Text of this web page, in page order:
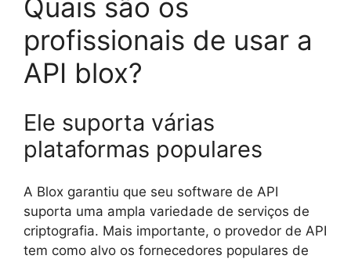
Quais são os
profissionais de usar a
API blox?
Ele suporta várias
plataformas populares
A Blox garantiu que seu software de API
suporta uma ampla variedade de serviços de
criptografia. Mais importante, o provedor de API
tem como alvo os fornecedores populares de